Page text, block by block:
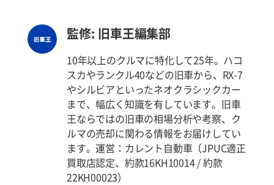
監修: 旧車王編集部
10年以上のクルマに特化して25年。ハコ
スカやランクル40などの旧車から、RX-7
やシルビアといったネオクラシックカー
まで、幅広く知識を有しています。旧車
王ならではの旧車の相場分析や考察、ク
ルマの売却に関わる情報をお届けしてい
ます。運営：カレント自動車（JPUC適正
買取店認定、約款16KH10014 / 約款
22KH00023）